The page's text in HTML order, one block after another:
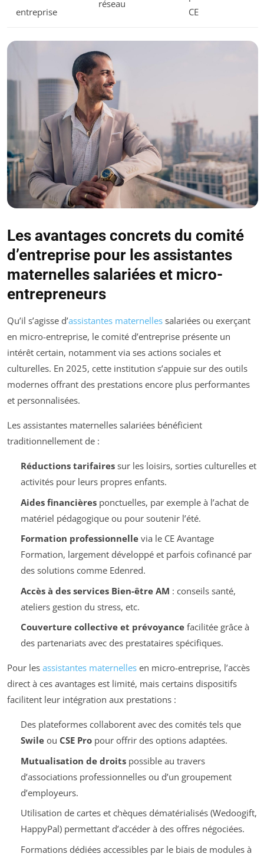
entreprise
réseau
CE
Les avantages concrets du comité
d’entreprise pour les assistantes
maternelles salariées et micro-
entrepreneurs
Qu’il s’agisse d’assistantes maternelles salariées ou exerçant
en micro-entreprise, le comité d’entreprise présente un
intérêt certain, notamment via ses actions sociales et
culturelles. En 2025, cette institution s’appuie sur des outils
modernes offrant des prestations encore plus performantes
et personnalisées.
Les assistantes maternelles salariées bénéficient
traditionnellement de :
Réductions tarifairessur les loisirs, sorties culturelles et
activités pour leurs propres enfants.
Aides financièresponctuelles, par exemple à l’achat de
matériel pédagogique ou pour soutenir l’été.
Formation professionnellevia le CE Avantage
Formation, largement développé et parfois cofinancé par
des solutions comme Edenred.
Accès à des services Bien-être AM : conseils santé,
ateliers gestion du stress, etc.
Couverture collective et prévoyancefacilitée grâce à
des partenariats avec des prestataires spécifiques.
Pour les assistantes maternelles en micro-entreprise, l’accès
direct à ces avantages est limité, mais certains dispositifs
facilitent leur intégration aux prestations :
Des plateformes collaborent avec des comités tels que
Swileou CSE Propour offrir des options adaptées.
Mutualisation de droitspossible au travers
d’associations professionnelles ou d’un groupement
d’employeurs.
Utilisation de cartes et chèques dématérialisés (Wedoogift,
HappyPal) permettant d’accéder à des offres négociées.
Formations dédiées accessibles par le biais de modules à